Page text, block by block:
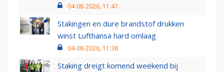
04-08-2026, 11:47
Stakingen en dure brandstof drukken
winst Lufthansa hard omlaag
04-08-2026, 11:38
Staking dreigt komend weekend bij